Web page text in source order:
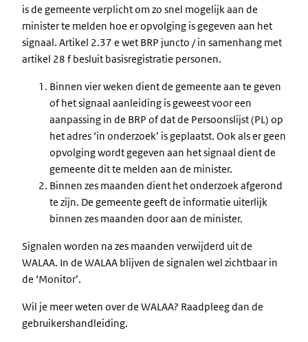
is de gemeente verplicht om zo snel mogelijk aan de
minister te melden hoe er opvolging is gegeven aan het
signaal. Artikel 2.37 e wet BRP juncto / in samenhang met
artikel 28 f besluit basisregistratie personen.
Binnen vier weken dient de gemeente aan te geven
of het signaal aanleiding is geweest voor een
aanpassing in de BRP of dat de Persoonslijst (PL) op
het adres ‘in onderzoek’ is geplaatst. Ook als er geen
opvolging wordt gegeven aan het signaal dient de
gemeente dit te melden aan de minister.
Binnen zes maanden dient het onderzoek afgerond
te zijn. De gemeente geeft de informatie uiterlijk
binnen zes maanden door aan de minister.
Signalen worden na zes maanden verwijderd uit de
WALAA. In de WALAA blijven de signalen wel zichtbaar in
de ‘Monitor’.
Wil je meer weten over de WALAA? Raadpleeg dan de
gebruikershandleiding.